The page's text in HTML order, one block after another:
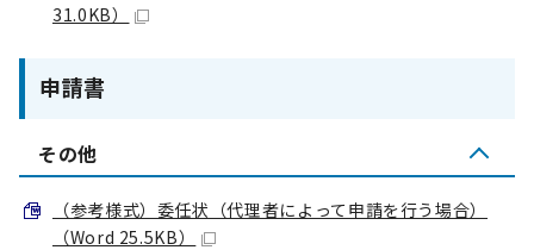
31.0KB）
申請書
その他
（参考様式）委任状（代理者によって申請を行う場合）
（Word 25.5KB）